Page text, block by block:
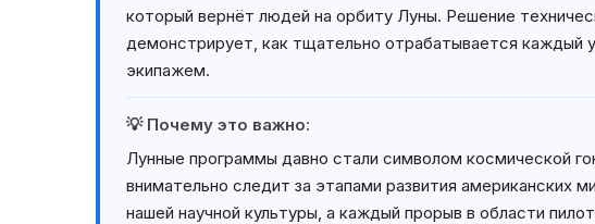
который вернёт людей на орбиту Луны. Решение
демонстрирует, как тщательно отрабатывается каждый
экипажем.
💡 Почему это важно:
Лунные программы давно стали символом космической
внимательно следит за этапами развития американских
нашей научной культуры, а каждый прорыв в области